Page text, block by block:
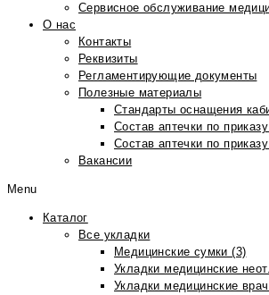
Сервисное обслуживание
О нас
Контакты
Реквизиты
Регламентирующие документы
Полезные материалы
Стандарты оснащения
Состав аптечки по
Состав аптечки по
Вакансии
Menu
Каталог
Все укладки
Медицинские сумки (3)
Укладки медицинские
Укладки медицинские